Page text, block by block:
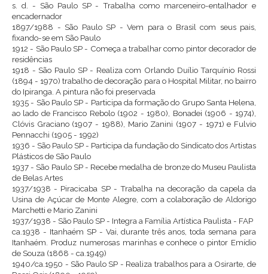
s. d. - São Paulo SP - Trabalha como marceneiro-entalhador e
encadernador
1897/1988 - São Paulo SP - Vem para o Brasil com seus pais,
fixando-se em São Paulo
1912 - São Paulo SP - Começa a trabalhar como pintor decorador de
residências
1918 - São Paulo SP - Realiza com Orlando Duílio Tarquínio Rossi
(1894 - 1970) trabalho de decoração para o Hospital Militar, no bairro
do Ipiranga. A pintura não foi preservada
1935 - São Paulo SP - Participa da formação do Grupo Santa Helena,
ao lado de Francisco Rebolo (1902 - 1980), Bonadei (1906 - 1974),
Clóvis Graciano (1907 - 1988), Mario Zanini (1907 - 1971) e Fulvio
Pennacchi (1905 - 1992)
1936 - São Paulo SP - Participa da fundação do Sindicato dos Artistas
Plásticos de São Paulo
1937 - São Paulo SP - Recebe medalha de bronze do Museu Paulista
de Belas Artes
1937/1938 - Piracicaba SP - Trabalha na decoração da capela da
Usina de Açúcar de Monte Alegre, com a colaboração de Aldorigo
Marchetti e Mario Zanini
1937/1938 - São Paulo SP - Integra a Família Artística Paulista - FAP
ca.1938 - Itanhaém SP - Vai, durante três anos, toda semana para
Itanhaém. Produz numerosas marinhas e conhece o pintor Emídio
de Souza (1868 - ca.1949)
1940/ca.1950 - São Paulo SP - Realiza trabalhos para a Osirarte, de